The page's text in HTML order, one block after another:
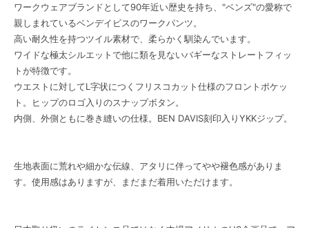
ワークウェアブランドとして90年近い歴史を持ち、"ベンズ"の愛称で
親しまれているベンデイビスのワークパンツ。
高い耐久性を持つツイル素材で、柔らかく馴染んでいます。
ワイドな極太シルエットで他に類を見ないバギーなストレートフィッ
トが特徴です。
ウエストに対してL字状につくフリスコカット仕様のフロントポケッ
ト。ヒップのロゴ入りのスナップボタン。
内側、外側ともに巻き縫いの仕様。BEN DAVIS刻印入りYKKジップ。
生地表面に荒れや細かな伝線、アタリに伴ってやや褪色感がありま
す。使用感はありますが、まだまだ着用いただけます。